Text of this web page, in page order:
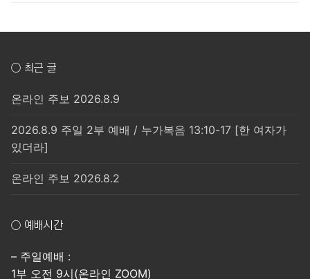
○ 최근 글
온라인 주보 2026.8.9
2026.8.9 주일 2부 예배 / 누가복음 13:10-17 [한 여자가
있더라]
온라인 주보 2026.8.2
○ 예배시간
– 주일예배 :
1부 오전 9시(온라인 ZOOM)